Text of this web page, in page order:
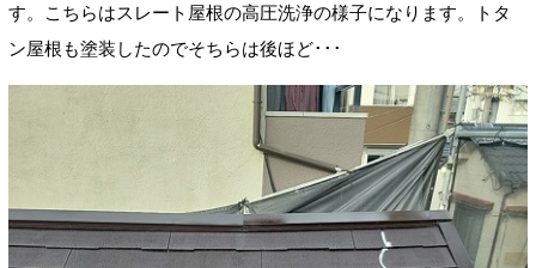
す。
こちらはスレート屋根の高圧洗浄の様子になります。トタ
ン屋根も塗装したのでそちらは後ほど･･･